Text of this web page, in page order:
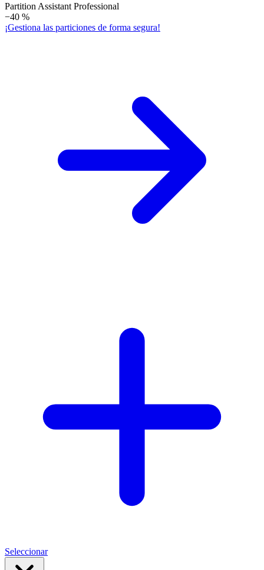
Partition Assistant Professional
−40 %
¡Gestiona las particiones de forma segura!
Seleccionar